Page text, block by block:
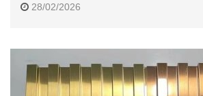
28/02/2026